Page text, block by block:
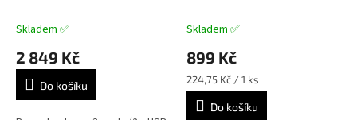
Skladem ✅
2 849 Kč
Do košíku
Skladem ✅
899 Kč
Měrná
cena:
224,75 Kč / 1 ks
Do košíku